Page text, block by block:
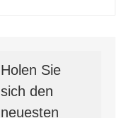
Holen Sie
sich den
neuesten